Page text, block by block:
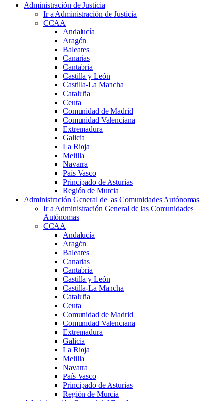
Administración de Justicia
Ir a Administración de Justicia
CCAA
Andalucía
Aragón
Baleares
Canarias
Cantabria
Castilla y León
Castilla-La Mancha
Cataluña
Ceuta
Comunidad de Madrid
Comunidad Valenciana
Extremadura
Galicia
La Rioja
Melilla
Navarra
País Vasco
Principado de Asturias
Región de Murcia
Administración General de las Comunidades Autónomas
Ir a Administración General de las Comunidades
Autónomas
CCAA
Andalucía
Aragón
Baleares
Canarias
Cantabria
Castilla y León
Castilla-La Mancha
Cataluña
Ceuta
Comunidad de Madrid
Comunidad Valenciana
Extremadura
Galicia
La Rioja
Melilla
Navarra
País Vasco
Principado de Asturias
Región de Murcia